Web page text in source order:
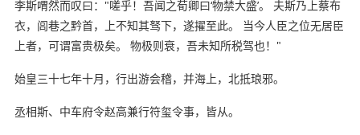
李斯喟然而叹曰："嗟乎！吾闻之荀卿曰‘物禁大盛’。 夫斯乃上蔡布
衣，闾巷之黔首，上不知其驽下，遂擢至此。 当今人臣之位无居臣
上者，可谓富贵极矣。 物极则衰，吾未知所税驾也！"
始皇三十七年十月，行出游会稽，并海上，北抵琅邪。
丞相斯、中车府令赵高兼行符玺令事，皆从。